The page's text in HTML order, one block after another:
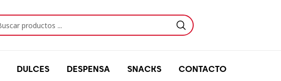
DULCES DESPENSA SNACKS CONTACTO